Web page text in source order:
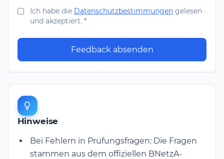
Ich habe die Datenschutzbestimmungengelesen
und akzeptiert. *
Feedback absenden
Hinweise
Bei Fehlern in Prüfungsfragen: Die Fragen
stammen aus dem offiziellen BNetzA-